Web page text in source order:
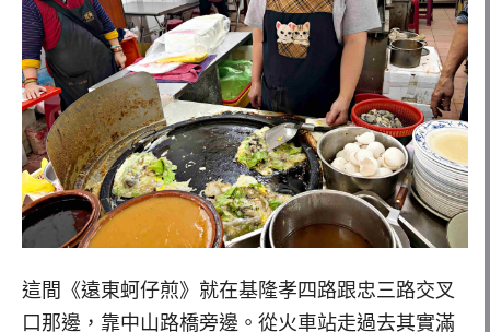
這間《遠東蚵仔煎》就在基隆孝四路跟忠三路交叉
口那邊，靠中山路橋旁邊。從火車站走過去其實滿